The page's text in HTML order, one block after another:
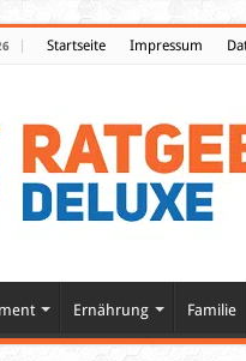
Startseite Impressum
Ernährung Familie